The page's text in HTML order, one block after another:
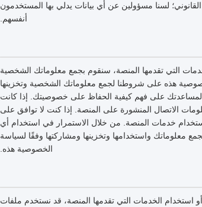
لسنا مسؤولين عن أي بيانات يدلي بها المستخدمون
أنفسهم.
التي تقدمها المنصة، سنقوم بجمع معلوماتك الشخصية
هذه على شروطنا لجمع معلوماتك الشخصية وتخزينها
لمساعدتك على فهم كيفية الحفاظ على خصوصيتك. إذا كانت
الاتصال المنشورة على المنصة. إذا كنت لا توافق على
خدمات المنصة. من خلال الاستمرار في استخدام أي
معلوماتك واستخدامها وتخزينها ومشاركتها وفقًا لسياسة
الخصوصية هذه.
استخدام الخدمات التي تقدمها المنصة، قد نستخدم ملفات